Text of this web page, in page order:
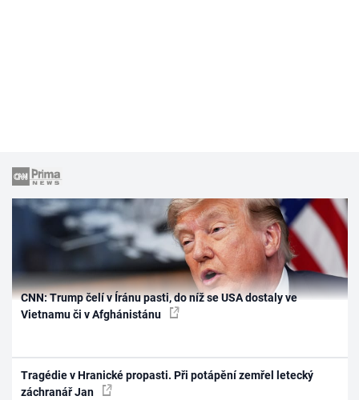
CNN: Trump čelí v Íránu pasti, do níž se USA dostaly ve
Vietnamu či v Afghánistánu
Tragédie v Hranické propasti. Při potápění zemřel letecký
záchranář Jan